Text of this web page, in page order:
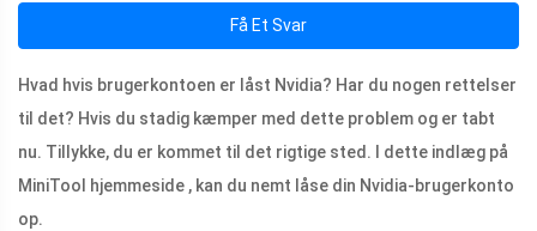
Få Et Svar
Hvad hvis brugerkontoen er låst Nvidia? Har du nogen rettelser
til det? Hvis du stadig kæmper med dette problem og er tabt
nu. Tillykke, du er kommet til det rigtige sted. I dette indlæg på
MiniTool hjemmeside , kan du nemt låse din Nvidia-brugerkonto
op.